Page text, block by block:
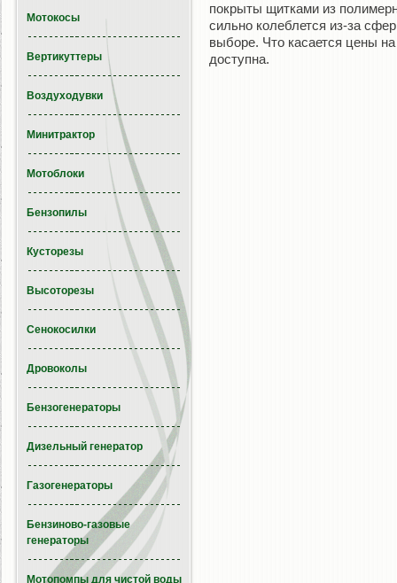
покрыты щитками из
сильно колеблется из-за
выборе. Что касается цены
доступна.
Мотокосы
Вертикуттеры
Воздуходувки
Минитрактор
Мотоблоки
Бензопилы
Кусторезы
Высоторезы
Сенокосилки
Дровоколы
Бензогенераторы
Дизельный генератор
Газогенераторы
Бензиново-газовые
генераторы
Мотопомпы для чистой воды